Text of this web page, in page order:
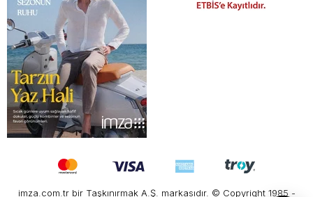
imza.com.tr bir Taşkınırmak A.Ş. markasıdır. © Copyright 1985 -